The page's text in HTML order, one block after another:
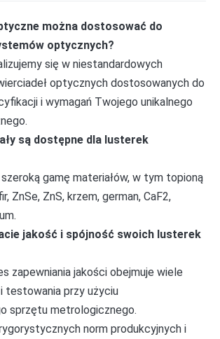
można dostosować do
optycznych?
się w niestandardowych
optycznych dostosowanych do
i wymagań Twojego unikalnego
są dostępne dla lusterek
gamę materiałów, w tym topioną
ZnSe, ZnS, krzem, german, CaF2,
jakość i spójność swoich lusterek
zapewniania jakości obejmuje wiele
testowania przy użyciu
sprzętu metrologicznego.
norm produkcyjnych i